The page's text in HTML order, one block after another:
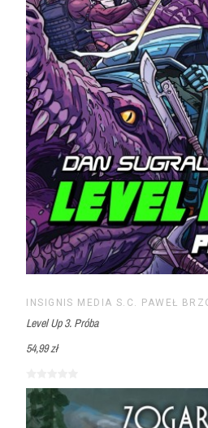
Level Up 3. Próba
54,99 zł